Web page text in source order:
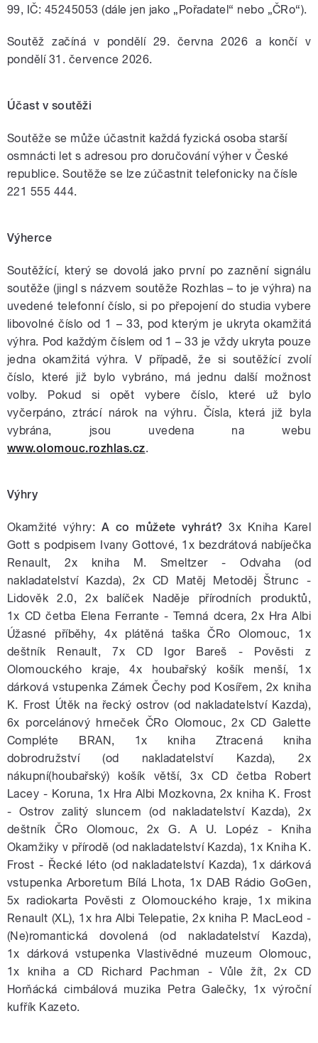
99, IČ: 45245053 (dále jen jako „Pořadatel“ nebo „ČRo“).
Soutěž začíná v pondělí 29. června 2026 a končí v
pondělí 31. července 2026.
Účast v soutěži
Soutěže se může účastnit každá fyzická osoba starší
osmnácti let s adresou pro doručování výher v České
republice. Soutěže se lze zúčastnit telefonicky na čísle
221 555 444.
Výherce
Soutěžící, který se dovolá jako první po zaznění signálu
soutěže (jingl s názvem soutěže Rozhlas – to je výhra) na
uvedené telefonní číslo, si po přepojení do studia vybere
libovolné číslo od 1 – 33, pod kterým je ukryta okamžitá
výhra. Pod každým číslem od 1 – 33 je vždy ukryta pouze
jedna okamžitá výhra. V případě, že si soutěžící zvolí
číslo, které již bylo vybráno, má jednu další možnost
volby. Pokud si opět vybere číslo, které už bylo
vyčerpáno, ztrácí nárok na výhru. Čísla, která již byla
vybrána, jsou uvedena na webu
www.olomouc.rozhlas.cz.
Výhry
Okamžité výhry: A co můžete vyhrát? 3x Kniha Karel
Gott s podpisem Ivany Gottové, 1x bezdrátová nabíječka
Renault, 2x kniha M. Smeltzer - Odvaha (od
nakladatelství Kazda), 2x CD Matěj Metoděj Štrunc -
Lidověk 2.0, 2x balíček Naděje přírodních produktů,
1x CD četba Elena Ferrante - Temná dcera, 2x Hra Albi
Úžasné příběhy, 4x plátěná taška ČRo Olomouc, 1x
deštník Renault, 7x CD Igor Bareš - Pověsti z
Olomouckého kraje, 4x houbařský košík menší, 1x
dárková vstupenka Zámek Čechy pod Kosířem, 2x kniha
K. Frost Útěk na řecký ostrov (od nakladatelství Kazda),
6x porcelánový hrneček ČRo Olomouc, 2x CD Galette
Compléte BRAN, 1x kniha Ztracená kniha
dobrodružství (od nakladatelství Kazda), 2x
nákupní(houbařský) košík větší, 3x CD četba Robert
Lacey - Koruna, 1x Hra Albi Mozkovna, 2x kniha K. Frost
- Ostrov zalitý sluncem (od nakladatelství Kazda), 2x
deštník ČRo Olomouc, 2x G. A U. Lopéz - Kniha
Okamžiky v přírodě (od nakladatelství Kazda), 1x Kniha K.
Frost - Řecké léto (od nakladatelství Kazda), 1x dárková
vstupenka Arboretum Bílá Lhota, 1x DAB Rádio GoGen,
5x radiokarta Pověsti z Olomouckého kraje, 1x mikina
Renault (XL), 1x hra Albi Telepatie, 2x kniha P. MacLeod -
(Ne)romantická dovolená (od nakladatelství Kazda),
1x dárková vstupenka Vlastivědné muzeum Olomouc,
1x kniha a CD Richard Pachman - Vůle žít, 2x CD
Horňácká cimbálová muzika Petra Galečky, 1x výroční
kufřík Kazeto.